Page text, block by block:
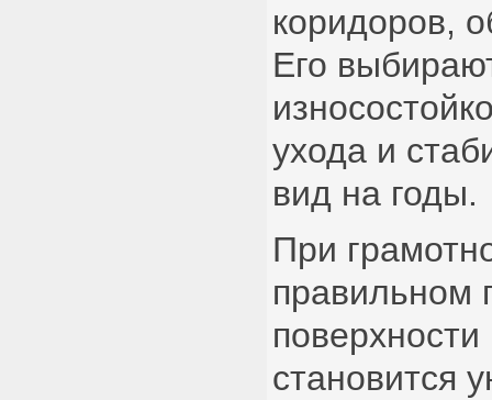
коридоров,
Его
ухода и
вид на годы.
При
правильном
становится